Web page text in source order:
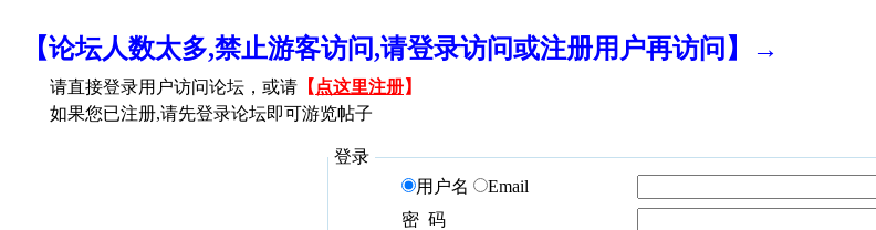
【论坛人数太多,禁止游客访问,请登录访问或注册用户再访问】→
请直接登录用户访问论坛，或请 【 点这里注册】
如果您已注册,请先登录论坛即可游览帖子
登录
用户名
Email
密 码